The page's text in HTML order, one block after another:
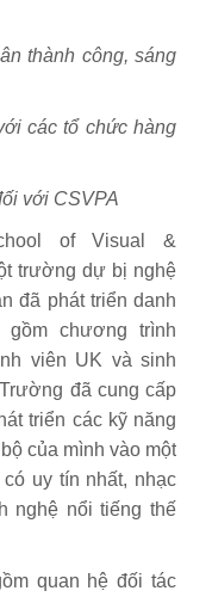
thành công, sáng
các tổ chức hàng
với CSVPA
of Visual &
trường dự bị nghệ
đã phát triển danh
chương trình
viên UK và sinh
đã cung cấp
triển các kỹ năng
của mình vào một
uy tín nhất, nhạc
nghệ nổi tiếng thế
quan hệ đối tác